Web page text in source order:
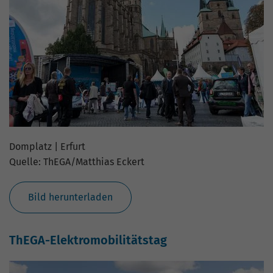
Domplatz | Erfurt
Quelle: ThEGA/Matthias Eckert
Bild herunterladen
ThEGA-Elektromobilitätstag
Nutzung der Website für den
Analysebericht der Website zu verfolgen.
Die Cookies speichern Informationen
anonym und weisen eine zufällig
generierte Nummer zu, um eindeutige
Besucher zu identifizieren.
Name _gid
Anbieter
Laufzeit 1 Tag
Dieses Cookie wird von Google Analytics
installiert. Das Cookie wird verwendet,
wie Besucher eine Website nutzen, und
hilft bei der Erstellung eines
Analyseberichts darüber, wie es der